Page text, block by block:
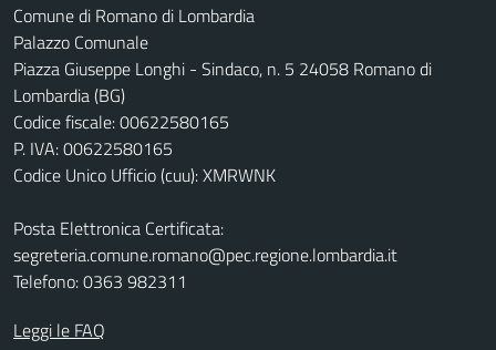
Comune di Romano di Lombardia
Palazzo Comunale
Piazza Giuseppe Longhi - Sindaco, n. 5 24058 Romano di
Lombardia (BG)
Codice fiscale: 00622580165
P. IVA: 00622580165
Codice Unico Ufficio (cuu): XMRWNK
Posta Elettronica Certificata:
segreteria.comune.romano@pec.regione.lombardia.it
Telefono: 0363 982311
Leggi le FAQ